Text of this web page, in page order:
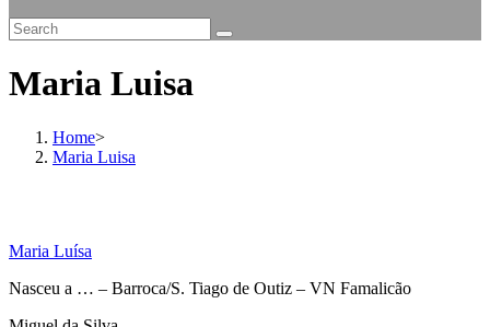
Maria Luisa
Home>
Maria Luisa
Maria Luísa
Nasceu a … – Barroca/S. Tiago de Outiz – VN Famalicão